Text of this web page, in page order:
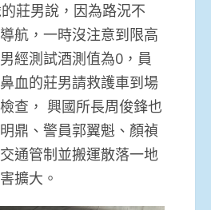
莊男說，因為路況不
航，一時沒注意到限高
經測試酒測值為0，員
血的莊男請救護車到場
查， 興國所長周俊鋒也
鼎、警員郭翼魁、顏禎
通管制並搬運散落一地
擴大。